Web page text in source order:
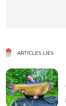
ARTICLES LIÉS